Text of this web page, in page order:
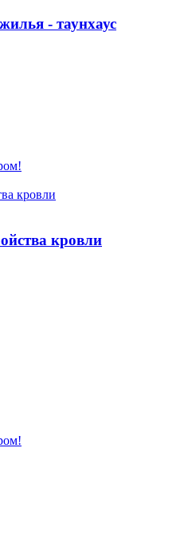
- таунхаус
кровли